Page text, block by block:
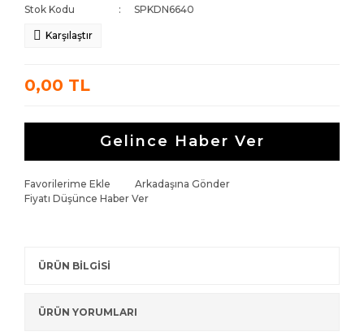
Stok Kodu SPKDN6640
Karşılaştır
0,00 TL
Gelince Haber Ver
Favorilerime Ekle
Arkadaşına Gönder
Fiyatı Düşünce Haber Ver
ÜRÜN BİLGİSİ
ÜRÜN YORUMLARI